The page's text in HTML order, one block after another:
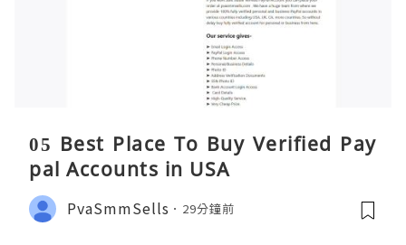
05 Best Place To Buy Verified Pay
pal Accounts in USA
PvaSmmSells 29分鐘前